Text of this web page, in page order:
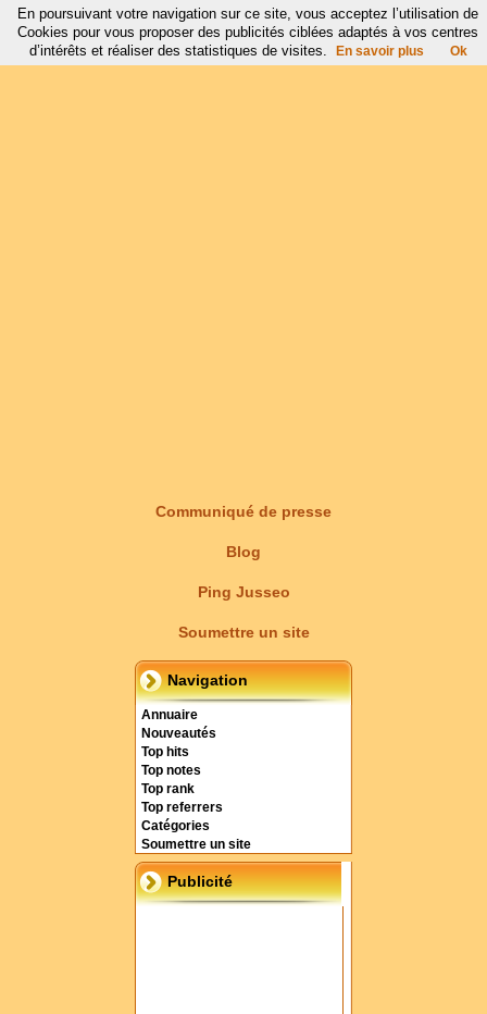
Communiqué de presse
Blog
Ping Jusseo
Soumettre un site
Navigation
Annuaire
Nouveautés
Top hits
Top notes
Top rank
Top referrers
Catégories
Soumettre un site
Publicité
En poursuivant votre navigation sur ce site, vous acceptez l’utilisation de
Cookies pour vous proposer des publicités ciblées adaptés à vos centres
d’intérêts et réaliser des statistiques de visites.
En savoir plus Ok